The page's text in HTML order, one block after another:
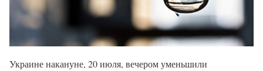
Украине накануне, 20 июля, вечером уменьшили